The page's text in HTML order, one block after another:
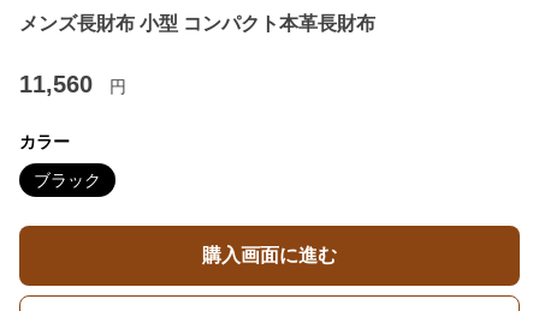
メンズ長財布 小型 コンパクト本革長財布
11,560 円
カラー
ブラック
購入画面に進む